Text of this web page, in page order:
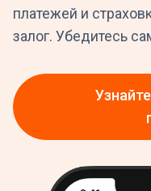
платежей и
залог. Убедитесь